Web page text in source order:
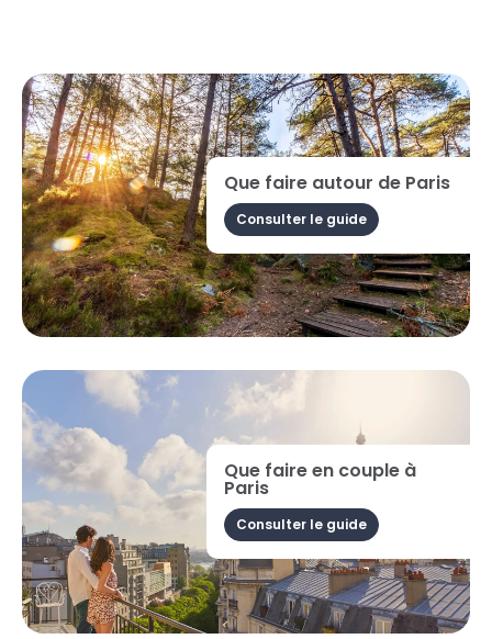
Que faire autour de Paris
Consulter le guide
Que faire en couple à
Paris
Consulter le guide